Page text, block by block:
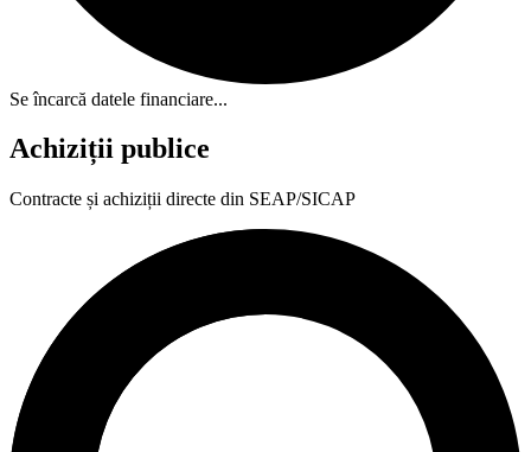
Se încarcă datele financiare...
Achiziții publice
Contracte și achiziții directe din SEAP/SICAP